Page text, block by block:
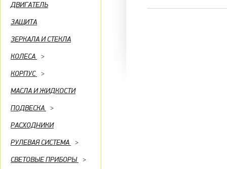
ДВИГАТЕЛЬ
ЗАЩИТА
ЗЕРКАЛА И СТЕКЛА
КОЛЕСА
>
КОРПУС >
МАСЛА И ЖИДКОСТИ
ПОДВЕСКА
>
РАСХОДНИКИ
РУЛЕВАЯ СИСТЕМА
>
СВЕТОВЫЕ ПРИБОРЫ >